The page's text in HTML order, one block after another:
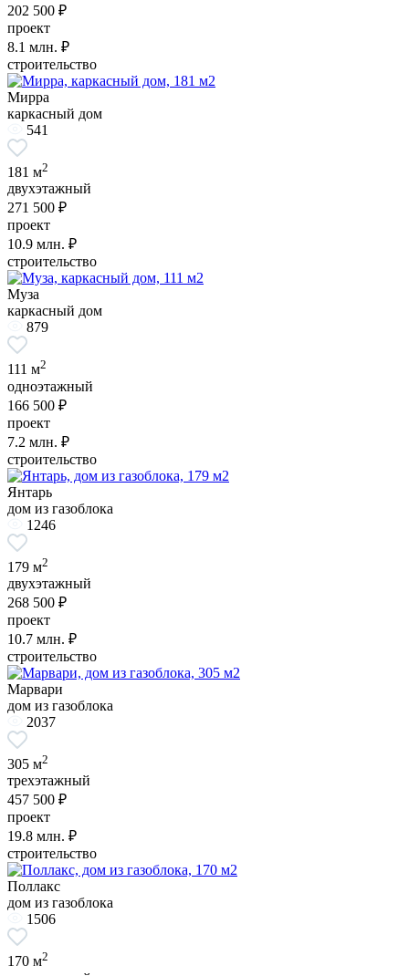
202 500 ₽
проект
8.1 млн. ₽
строительство
Мирра
каркасный дом
541
181 м2
двухэтажный
271 500 ₽
проект
10.9 млн. ₽
строительство
Муза
каркасный дом
879
111 м2
одноэтажный
166 500 ₽
проект
7.2 млн. ₽
строительство
Янтарь
дом из газоблока
1246
179 м2
двухэтажный
268 500 ₽
проект
10.7 млн. ₽
строительство
Марвари
дом из газоблока
2037
305 м2
трехэтажный
457 500 ₽
проект
19.8 млн. ₽
строительство
Поллакс
дом из газоблока
1506
170 м2